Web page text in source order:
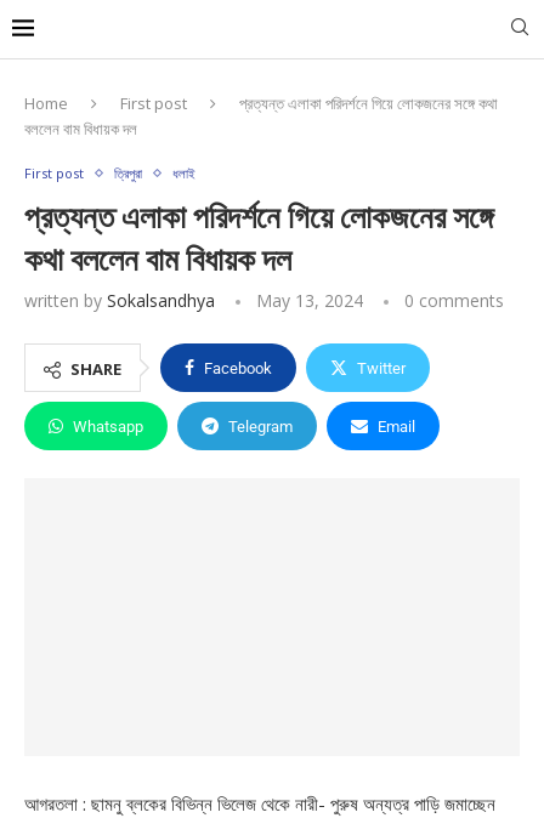
Home First post
প্রত্যন্ত এলাকা পরিদর্শনে গিয়ে লোকজনের সঙ্গে কথা
বললেন বাম বিধায়ক দল
First post ত্রিপুরা ধলাই
প্রত্যন্ত এলাকা পরিদর্শনে গিয়ে লোকজনের সঙ্গে
কথা বললেন বাম বিধায়ক দল
written by Sokalsandhya May 13, 2024 0 comments
SHARE Facebook Twitter
Whatsapp Telegram Email
আগরতলা : ছামনু ব্লকের বিভিন্ন ভিলেজ থেকে নারী- পুরুষ অন্যত্র পাড়ি জমাচ্ছেন